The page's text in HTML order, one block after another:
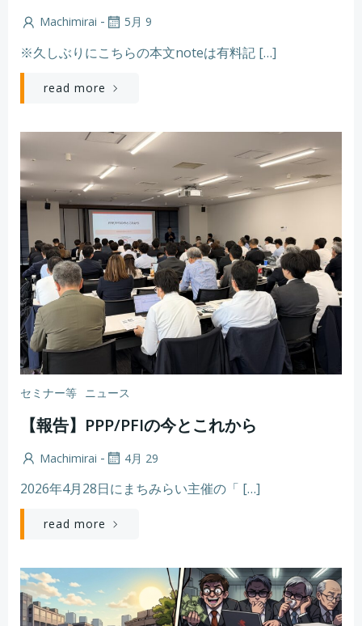
Machimirai - 5月 9
※久しぶりにこちらの本文noteは有料記 […]
read more
セミナー等 ニュース
【報告】PPP/PFIの今とこれから
Machimirai - 4月 29
2026年4月28日にまちみらい主催の「 […]
read more